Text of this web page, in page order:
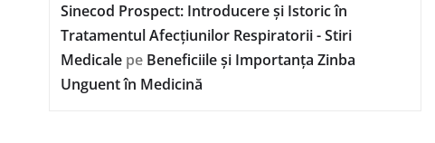
Sinecod Prospect: Introducere și Istoric în
Tratamentul Afecțiunilor Respiratorii - Stiri
Medicale pe Beneficiile și Importanța Zinba
Unguent în Medicină